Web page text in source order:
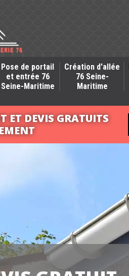
Pose de portail
et entrée 76
Seine-Maritime
Création d'allée
76 Seine-
Maritime
ET DEVIS GRATUITS